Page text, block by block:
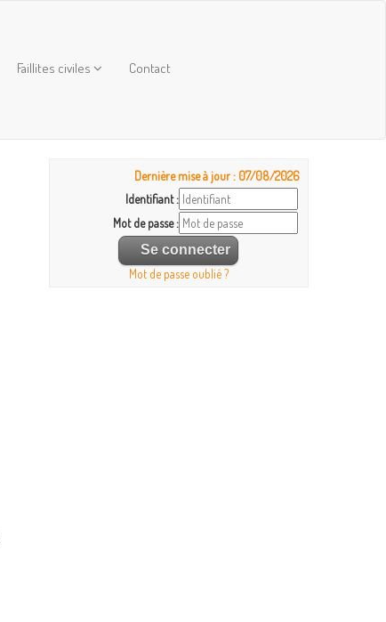
Faillites civiles Contact
Dernière mise à jour : 07/08/2026
Identifiant :
Mot de passe :
Mot de passe oublié ?